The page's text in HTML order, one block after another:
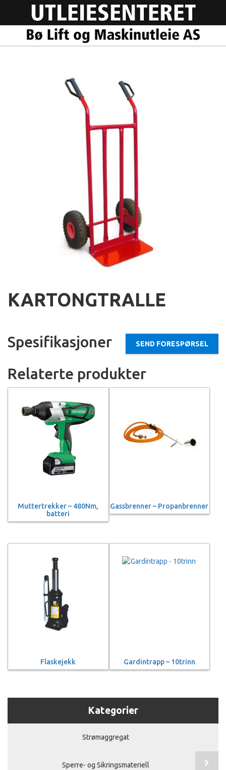
KARTONGTRALLE
Spesifikasjoner SEND FORESPØRSEL
Relaterte produkter
Muttertrekker – 480Nm,
batteri
Gassbrenner – Propanbrenner
Flaskejekk Gardintrapp – 10trinn
Kategorier
Strømaggregat
Sperre- og Sikringsmateriell